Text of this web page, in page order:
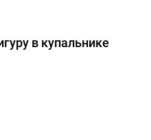
в купальнике